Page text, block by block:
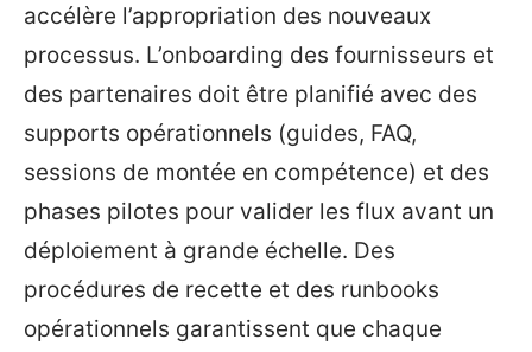
accélère l’appropriation des nouveaux
processus. L’onboarding des fournisseurs et
des partenaires doit être planifié avec des
supports opérationnels (guides, FAQ,
sessions de montée en compétence) et des
phases pilotes pour valider les flux avant un
déploiement à grande échelle. Des
procédures de recette et des runbooks
opérationnels garantissent que chaque